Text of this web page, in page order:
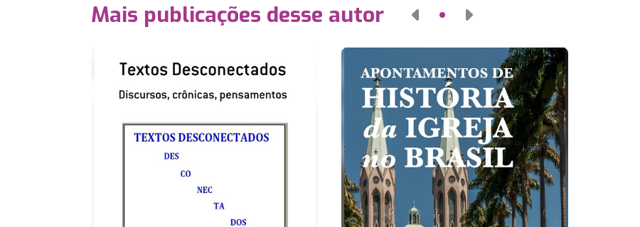
Mais publicações desse autor